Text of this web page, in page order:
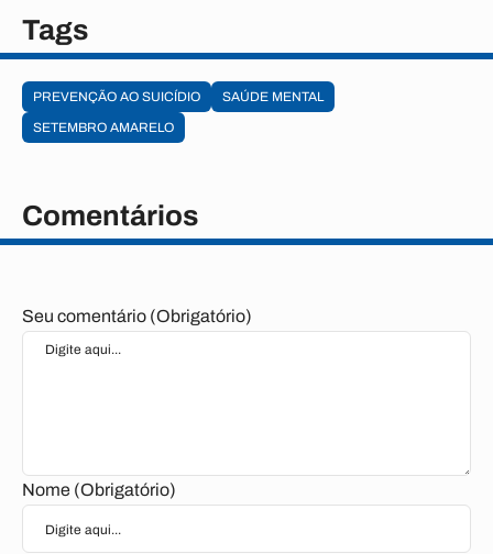
Tags
PREVENÇÃO AO SUICÍDIO
SAÚDE MENTAL
SETEMBRO AMARELO
Comentários
Seu comentário (Obrigatório)
Nome (Obrigatório)